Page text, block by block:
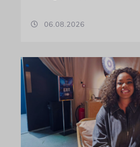
06.08.2026